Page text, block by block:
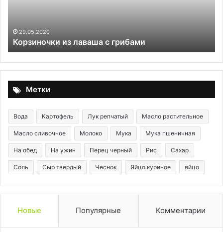
29.05.2020
Корзиночки из лаваша с грибами
Метки
Вода Картофель Лук репчатый Масло растительное
Масло сливочное Молоко Мука Мука пшеничная
На обед На ужин Перец черный Рис Сахар
Соль Сыр твердый Чеснок Яйцо куриное яйцо
Новые Популярные Комментарии